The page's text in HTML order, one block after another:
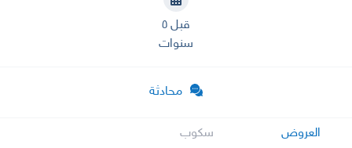
قبل ٥
سنوات
محادثة
العروض سكوب